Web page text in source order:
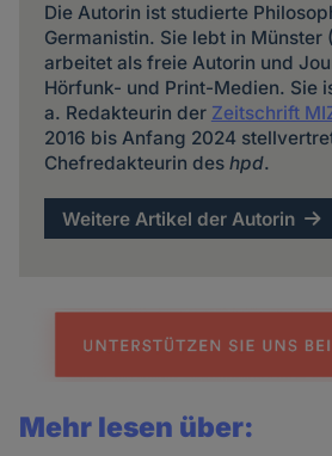
Die Autorin ist studierte
Germanistin. Sie lebt in Münster
arbeitet als freie Autorin und
Hörfunk- und Print-Medien. Sie
a. Redakteurin der Zeitschrift
2016 bis Anfang 2024
Chefredakteurin des hpd.
Weitere Artikel der Autorin
Mehr lesen über: